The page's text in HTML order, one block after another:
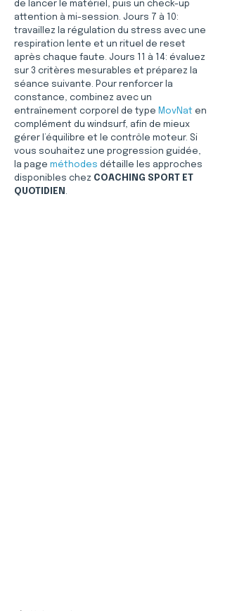
de lancer le matériel, puis un check-up
attention à mi-session. Jours 7 à 10:
travaillez la régulation du stress avec une
respiration lente et un rituel de reset
après chaque faute. Jours 11 à 14: évaluez
sur 3 critères mesurables et préparez la
séance suivante. Pour renforcer la
constance, combinez avec un
entraînement corporel de type MovNat en
complément du windsurf, afin de mieux
gérer l’équilibre et le contrôle moteur. Si
vous souhaitez une progression guidée,
la page méthodes détaille les approches
disponibles chez COACHING SPORT ET
QUOTIDIEN .